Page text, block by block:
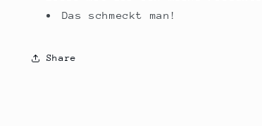
Das schmeckt man!
Share